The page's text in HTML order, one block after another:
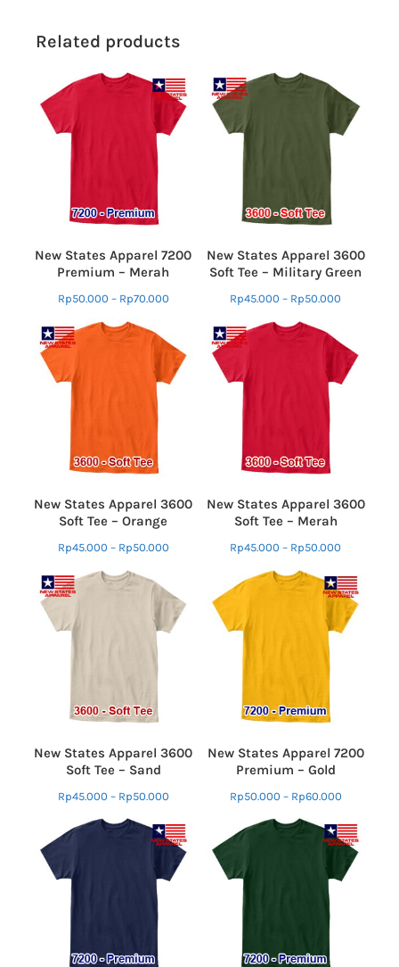
Related products
New States Apparel 7200
Premium – Merah
Rp50.000 – Rp70.000
New States Apparel 3600
Soft Tee – Military Green
Rp45.000 – Rp50.000
New States Apparel 3600
Soft Tee – Orange
Rp45.000 – Rp50.000
New States Apparel 3600
Soft Tee – Merah
Rp45.000 – Rp50.000
New States Apparel 3600
Soft Tee – Sand
Rp45.000 – Rp50.000
New States Apparel 7200
Premium – Gold
Rp50.000 – Rp60.000